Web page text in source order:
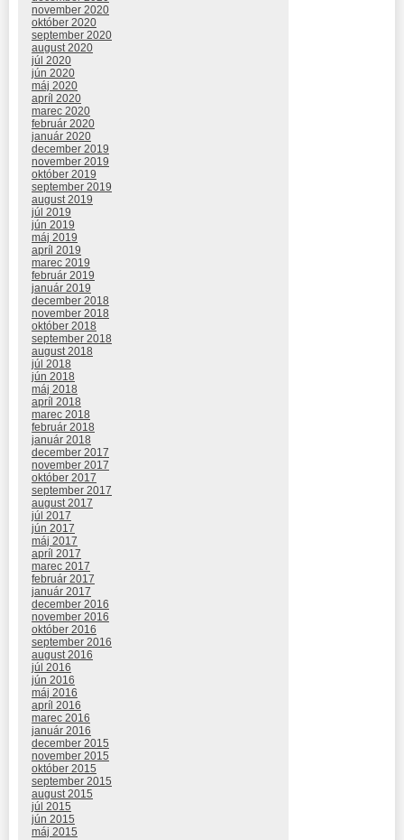
november 2020
október 2020
september 2020
august 2020
júl 2020
jún 2020
máj 2020
apríl 2020
marec 2020
február 2020
január 2020
december 2019
november 2019
október 2019
september 2019
august 2019
júl 2019
jún 2019
máj 2019
apríl 2019
marec 2019
február 2019
január 2019
december 2018
november 2018
október 2018
september 2018
august 2018
júl 2018
jún 2018
máj 2018
apríl 2018
marec 2018
február 2018
január 2018
december 2017
november 2017
október 2017
september 2017
august 2017
júl 2017
jún 2017
máj 2017
apríl 2017
marec 2017
február 2017
január 2017
december 2016
november 2016
október 2016
september 2016
august 2016
júl 2016
jún 2016
máj 2016
apríl 2016
marec 2016
január 2016
december 2015
november 2015
október 2015
september 2015
august 2015
júl 2015
jún 2015
máj 2015